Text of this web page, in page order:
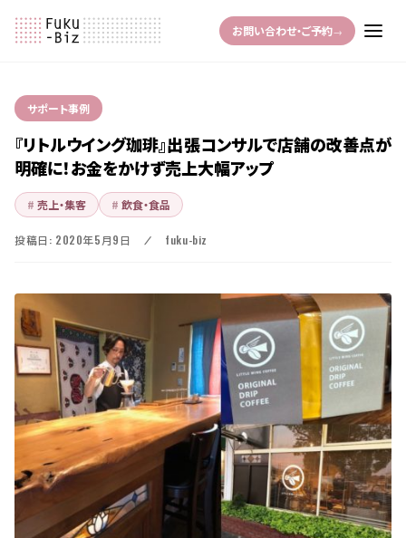
お問い合わせ・ご予約→
サポート事例
『リトルウイング珈琲』出張コンサルで店舗の改善点が
明確に！お金をかけず売上大幅アップ
売上・集客 飲食・食品
投稿日: 2020年5月9日 ／ fuku-biz